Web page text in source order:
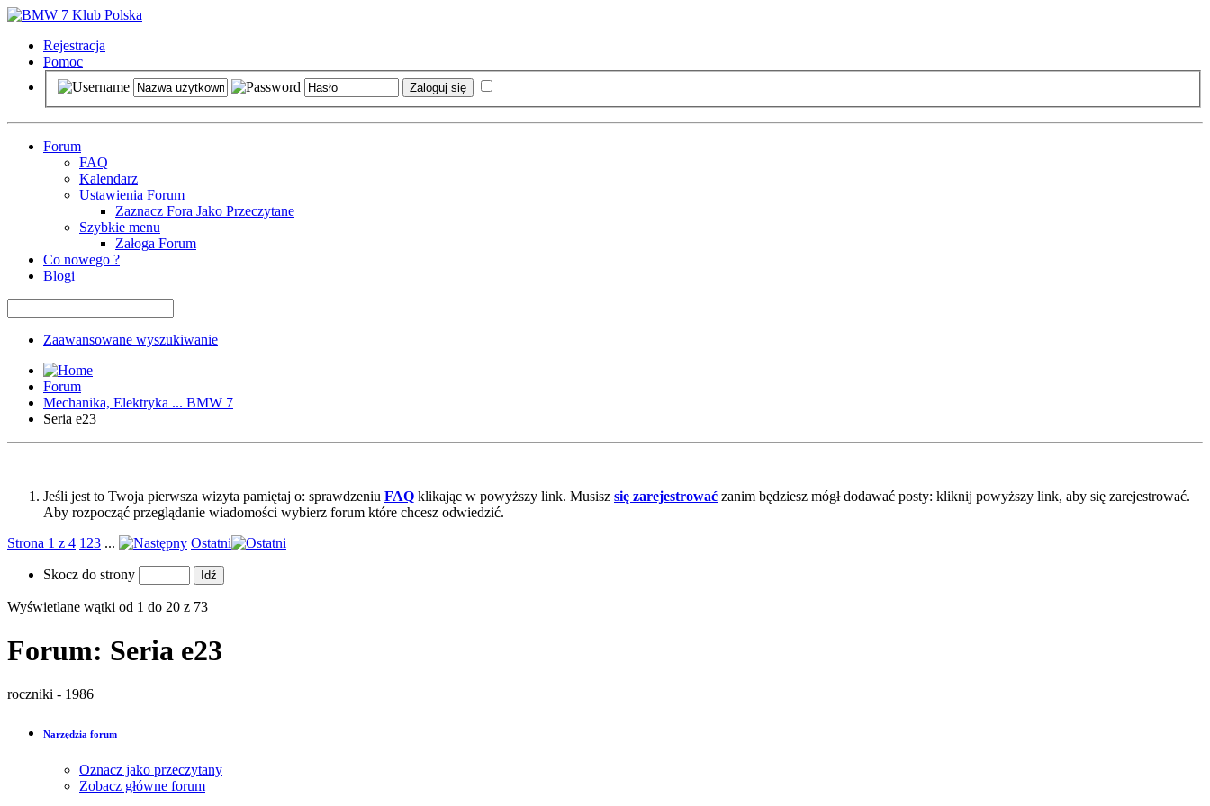
Rejestracja
Pomoc
Forum
FAQ
Kalendarz
Ustawienia Forum
Zaznacz Fora Jako Przeczytane
Szybkie menu
Załoga Forum
Co nowego ?
Blogi
Zaawansowane wyszukiwanie
Forum
Mechanika, Elektryka ... BMW 7
Seria e23
Jeśli jest to Twoja pierwsza wizyta pamiętaj o: sprawdzeniu FAQ klikając w powyższy link. Musisz się zarejestrować zanim będziesz mógł dodawać posty: kliknij powyższy link, aby się zarejestrować.
Aby rozpocząć przeglądanie wiadomości wybierz forum które chcesz odwiedzić.
Strona 1 z 4 1 23 ... Ostatni
Skocz do strony
Wyświetlane wątki od 1 do 20 z 73
Forum: Seria e23
roczniki - 1986
Narzędzia forum
Oznacz jako przeczytany
Zobacz główne forum